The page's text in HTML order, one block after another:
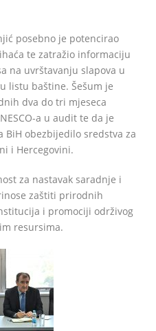
posebno je potencirao
te zatražio informaciju
na uvrštavanju slapova u
listu baštine. Šešum je
dva do tri mjeseca
a u audit te da je
BiH obezbijedilo sredstva za
i Hercegovini.
za nastavak saradnje i
zaštiti prirodnih
i promociji održivog
resursima.